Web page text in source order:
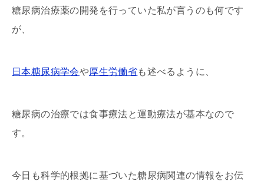
糖尿病治療薬の開発を行っていた私が言うのも何です
が、
日本糖尿病学会や厚生労働省も述べるように、
糖尿病の治療では食事療法と運動療法が基本なので
す。
今日も科学的根拠に基づいた糖尿病関連の情報をお伝